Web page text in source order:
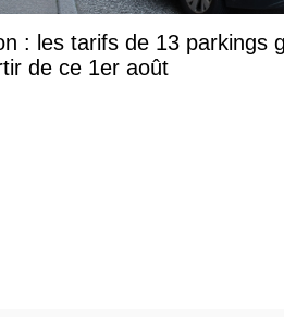
: les tarifs de 13 parkings
de ce 1er août